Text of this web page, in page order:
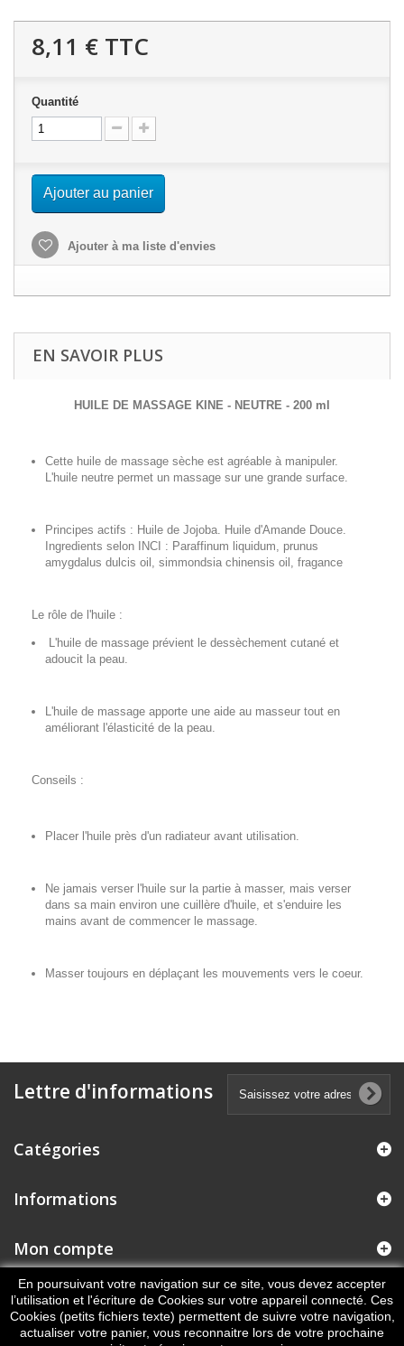
8,11 € TTC
Quantité
Ajouter au panier
Ajouter à ma liste d'envies
EN SAVOIR PLUS
HUILE DE MASSAGE KINE - NEUTRE - 200 ml
Cette huile de massage sèche est agréable à manipuler.
L'huile neutre permet un massage sur une grande surface.
Principes actifs : Huile de Jojoba. Huile d'Amande Douce.
Ingredients selon INCI : Paraffinum liquidum, prunus
amygdalus dulcis oil, simmondsia chinensis oil, fragance
Le rôle de l'huile :
L'huile de massage prévient le dessèchement cutané et
adoucit la peau.
L'huile de massage apporte une aide au masseur tout en
améliorant l'élasticité de la peau.
Conseils :
Placer l'huile près d'un radiateur avant utilisation.
Ne jamais verser l'huile sur la partie à masser, mais verser
dans sa main environ une cuillère d'huile, et s'enduire les
mains avant de commencer le massage.
Masser toujours en déplaçant les mouvements vers le coeur.
Lettre d'informations
Catégories
Informations
Mon compte
Informations sur votre boutique
En poursuivant votre navigation sur ce site, vous devez accepter
l’utilisation et l'écriture de Cookies sur votre appareil connecté. Ces
Cookies (petits fichiers texte) permettent de suivre votre navigation,
actualiser votre panier, vous reconnaitre lors de votre prochaine